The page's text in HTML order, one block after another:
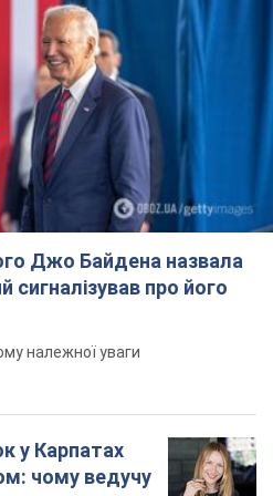
Джо Байдена назвала
про його
належної уваги
у Карпатах
чому ведучу